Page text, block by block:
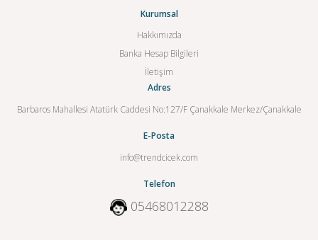
Kurumsal
Hakkımızda
Banka Hesap Bilgileri
İletişim
Adres
Barbaros Mahallesi Atatürk Caddesi No:127/F Çanakkale Merkez/Çanakkale
E-Posta
info@trendcicek.com
Telefon
05468012288